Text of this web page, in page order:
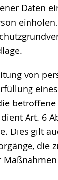
Daten
von
betroffene
Art. 6
Dies gilt
die